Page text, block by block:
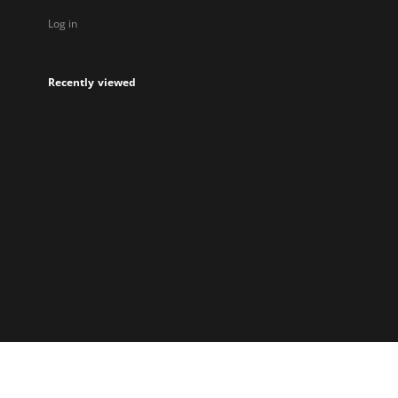
Log in
Recently viewed